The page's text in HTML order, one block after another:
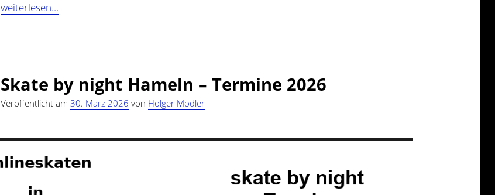
weiterlesen…
Skate by night Hameln – Termine 2026
Veröffentlicht am30. März 2026 von Holger Modler